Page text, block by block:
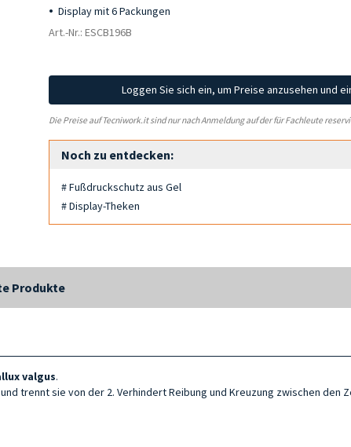
Display mit 6 Packungen
Art.-Nr.: ESCB196B
Loggen Sie sich ein, um Preise anzusehen und
Die Preise auf Tecniwork.it sind nur nach Anmeldung auf der für Fachleute
Noch zu entdecken:
# Fußdruckschutz aus Gel
# Display-Theken
Produkte
valgus.
trennt sie von der 2. Verhindert Reibung und Kreuzung zwischen den